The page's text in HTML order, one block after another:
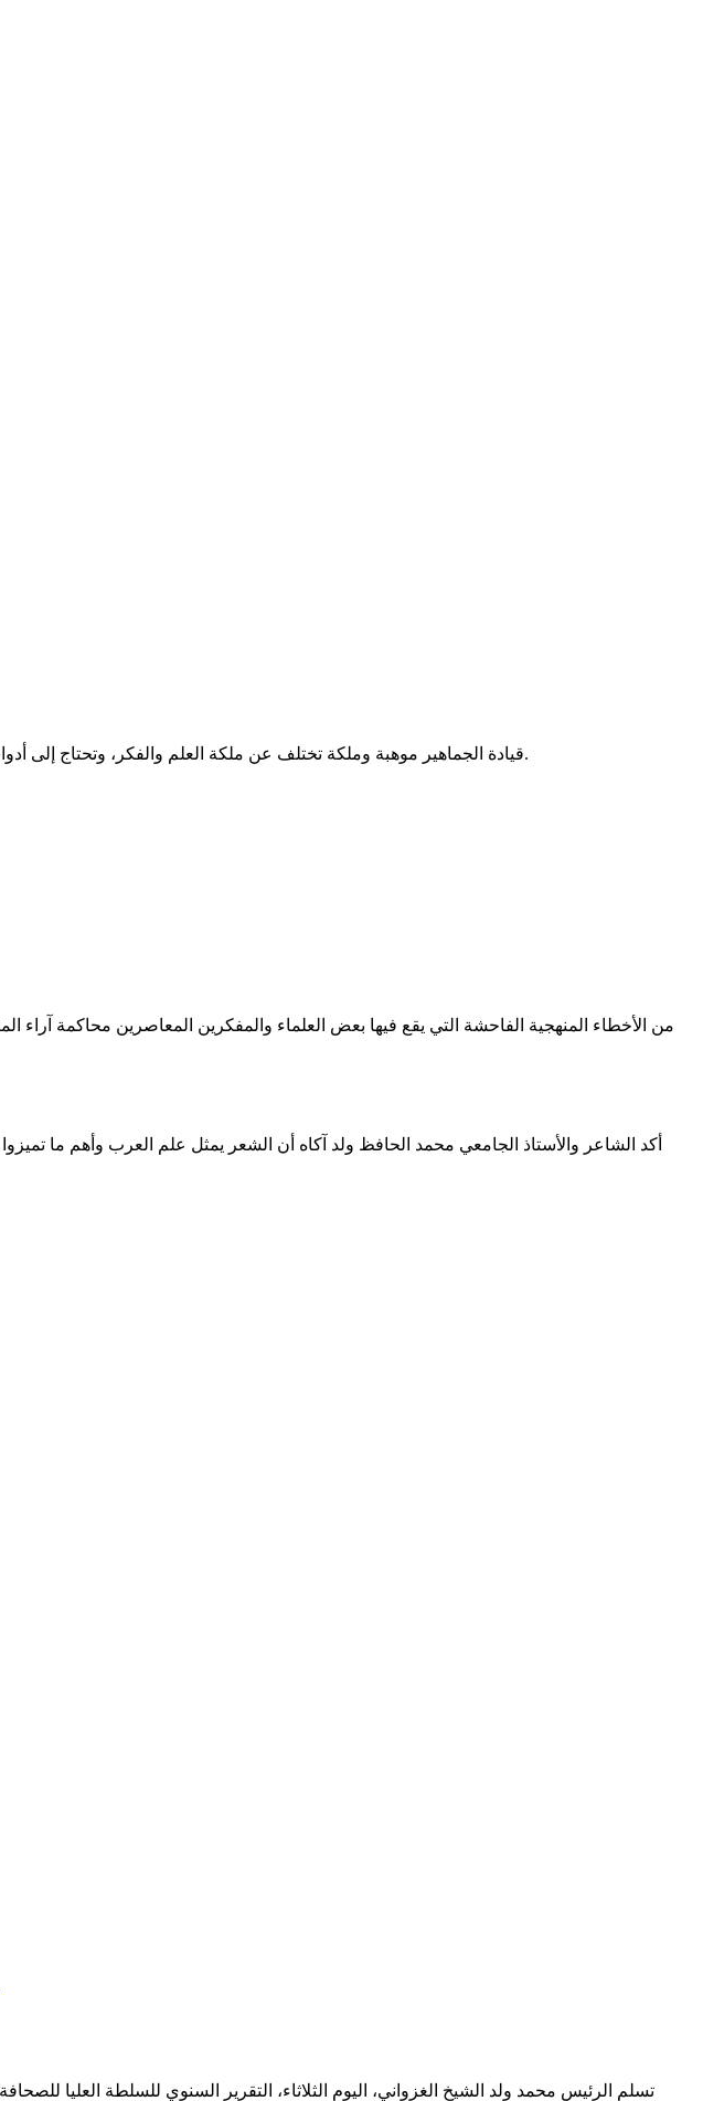
قيادة الجماهير موهبة وملكة تختلف عن ملكة العلم والفكر، وتحتاج إلى أدوات غير أدوات العلم والفكر المجرّد والتنظير الأكاديمي؛ ولذلك ظلّ القادة عبر التاريخ أقلّ من العلماء والمفكّرين.
من الأخطاء المنهجية الفاحشة التي يقع فيها بعض العلماء والمفكرين المعاصرين محاكمة آراء
أكد الشاعر والأستاذ الجامعي محمد الحافظ ولد آكاه أن الشعر يمثل علم العرب وأهم ما
تسلم الرئيس محمد ولد الشيخ الغزواني، اليوم الثلاثاء، التقرير السنوي للسلطة العليا